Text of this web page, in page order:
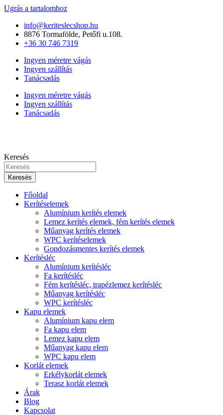
Ugrás a tartalomhoz
info@keriteslecshop.hu
8876 Tormafölde, Petőfi u.108.
+36 30 746 7319
Ingyen méretre vágás
Ingyen szállítás
Tanácsadás
Ingyen méretre vágás
Ingyen szállítás
Tanácsadás
Keresés
Keresés
Főoldal
Kerítéselemek
Alumínium kerítés elemek
Lemez kerítés elemek, fém kerítés elemek
Műanyag kerítés elemek
WPC kerítéselemek
Gondozásmentes kerítés elemek
Kerítésléc
Alumínium kerítésléc
Fa kerítésléc
Fém kerítésléc, trapézlemez kerítésléc
Műanyag kerítésléc
WPC kerítésléc
Kapu elemek
Alumínium kapu elem
Fa kapu elem
Lemez kapu elem
Műanyag kapu elem
WPC kapu elem
Korlát elemek
Erkélykorlát elemek
Terasz korlát elemek
Árak
Blog
Kapcsolat